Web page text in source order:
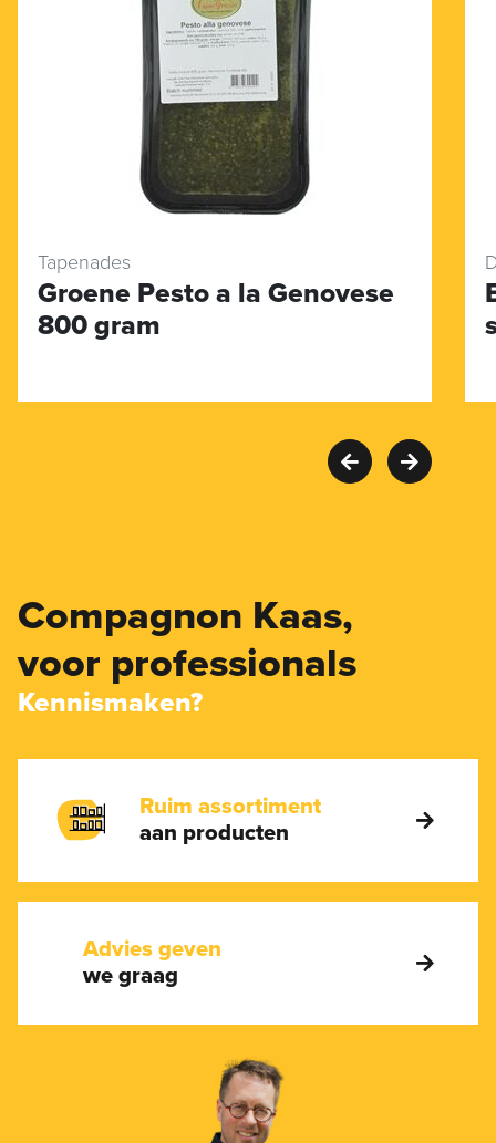
Tapenades
Groene Pesto a la Genovese
800 gram
Compagnon Kaas,
voor professionals
Kennismaken?
Ruim assortiment
aan producten
Advies geven
we graag